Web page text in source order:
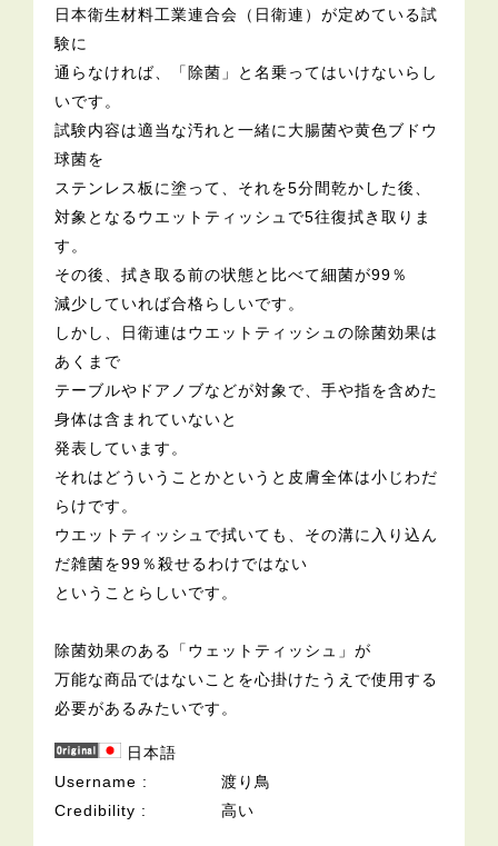
日本衛生材料工業連合会（日衛連）が定めている試
験に
通らなければ、「除菌」と名乗ってはいけないらし
いです。
試験内容は適当な汚れと一緒に大腸菌や黄色ブドウ
球菌を
ステンレス板に塗って、それを5分間乾かした後、
対象となるウエットティッシュで5往復拭き取りま
す。
その後、拭き取る前の状態と比べて細菌が99％
減少していれば合格らしいです。
しかし、日衛連はウエットティッシュの除菌効果は
あくまで
テーブルやドアノブなどが対象で、手や指を含めた
身体は含まれていないと
発表しています。
それはどういうことかというと皮膚全体は小じわだ
らけです。
ウエットティッシュで拭いても、その溝に入り込ん
だ雑菌を99％殺せるわけではない
ということらしいです。
除菌効果のある「ウェットティッシュ」が
万能な商品ではないことを心掛けたうえで使用する
必要があるみたいです。
日本語
Username
渡り鳥
Credibility
高い